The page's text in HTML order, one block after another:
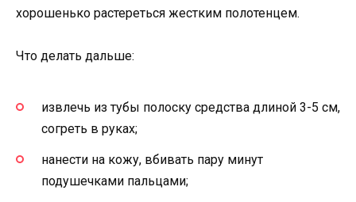
хорошенько растереться жестким полотенцем.
Что делать дальше:
извлечь из тубы полоску средства длиной 3-5 см,
согреть в руках;
нанести на кожу, вбивать пару минут
подушечками пальцами;